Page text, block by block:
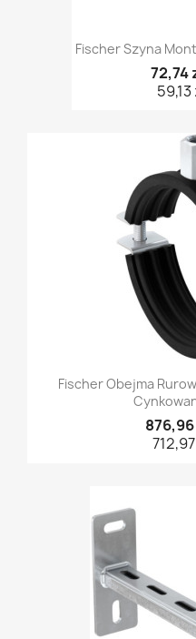
Fischer Szyna
72,74
Fischer Obejma